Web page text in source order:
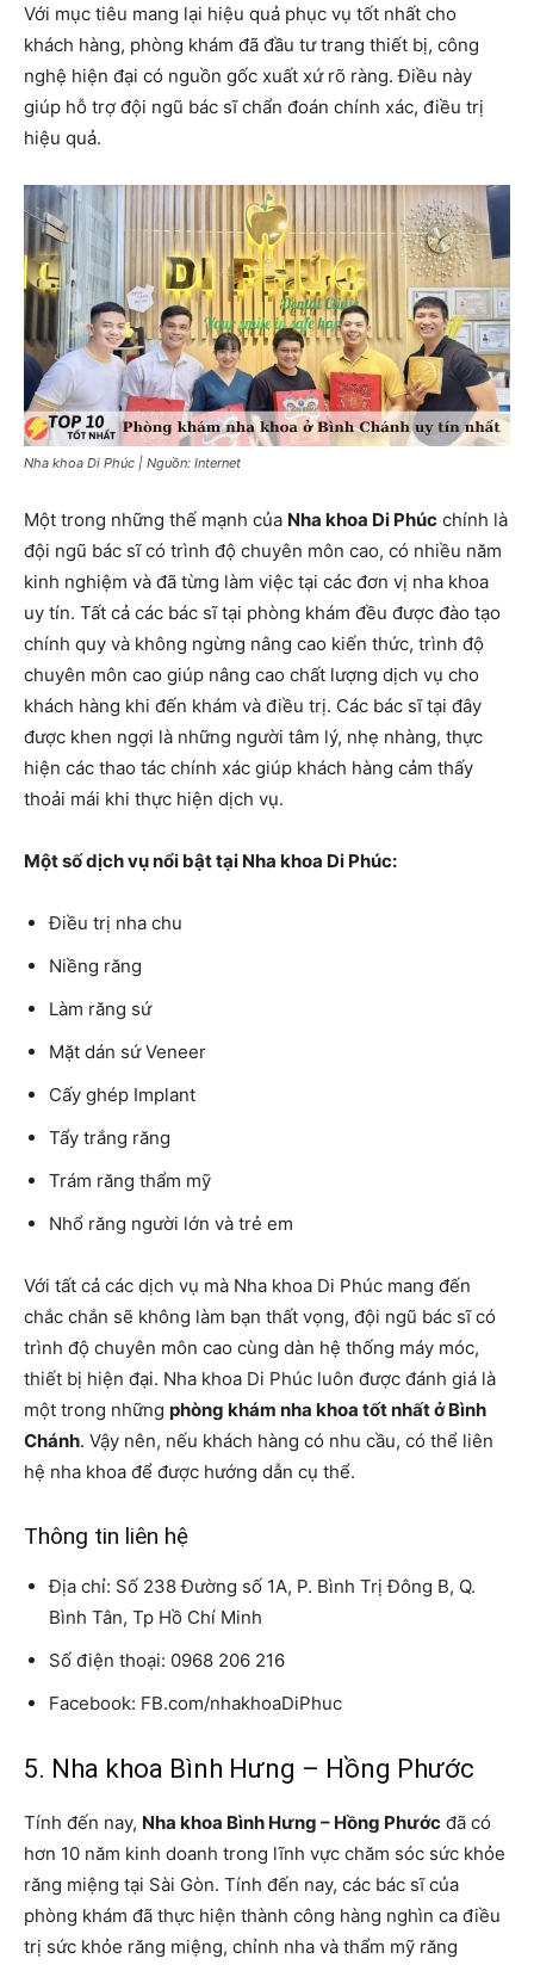
Với mục tiêu mang lại hiệu quả phục vụ tốt nhất cho
khách hàng, phòng khám đã đầu tư trang thiết bị, công
nghệ hiện đại có nguồn gốc xuất xứ rõ ràng. Điều này
giúp hỗ trợ đội ngũ bác sĩ chẩn đoán chính xác, điều trị
hiệu quả.
Nha khoa Di Phúc | Nguồn: Internet
Một trong những thế mạnh của Nha khoa Di Phúc chính là
đội ngũ bác sĩ có trình độ chuyên môn cao, có nhiều năm
kinh nghiệm và đã từng làm việc tại các đơn vị nha khoa
uy tín. Tất cả các bác sĩ tại phòng khám đều được đào tạo
chính quy và không ngừng nâng cao kiến ​​thức, trình độ
chuyên môn cao giúp nâng cao chất lượng dịch vụ cho
khách hàng khi đến khám và điều trị. Các bác sĩ tại đây
được khen ngợi là những người tâm lý, nhẹ nhàng, thực
hiện các thao tác chính xác giúp khách hàng cảm thấy
thoải mái khi thực hiện dịch vụ.
Một số dịch vụ nổi bật tại Nha khoa Di Phúc:
Điều trị nha chu
Niềng răng
Làm răng sứ
Mặt dán sứ Veneer
Cấy ghép Implant
Tẩy trắng răng
Trám răng thẩm mỹ
Nhổ răng người lớn và trẻ em
Với tất cả các dịch vụ mà Nha khoa Di Phúc mang đến
chắc chắn sẽ không làm bạn thất vọng, đội ngũ bác sĩ có
trình độ chuyên môn cao cùng dàn hệ thống máy móc,
thiết bị hiện đại. Nha khoa Di Phúc luôn được đánh giá là
một trong những phòng khám nha khoa tốt nhất ở Bình
Chánh. Vậy nên, nếu khách hàng có nhu cầu, có thể liên
hệ nha khoa để được hướng dẫn cụ thể.
Thông tin liên hệ
Địa chỉ: Số 238 Đường số 1A, P. Bình Trị Đông B, Q.
Bình Tân, Tp Hồ Chí Minh
Số điện thoại: 0968 206 216
Facebook: FB.com/nhakhoaDiPhuc
5. Nha khoa Bình Hưng – Hồng Phước
Tính đến nay, Nha khoa Bình Hưng – Hồng Phước đã có
hơn 10 năm kinh doanh trong lĩnh vực chăm sóc sức khỏe
răng miệng tại Sài Gòn. Tính đến nay, các bác sĩ của
phòng khám đã thực hiện thành công hàng nghìn ca điều
trị sức khỏe răng miệng, chỉnh nha và thẩm mỹ răng